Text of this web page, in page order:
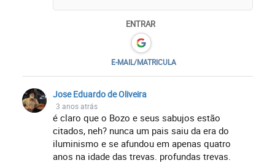
ENTRAR
E-MAIL/MATRICULA
Jose Eduardo de Oliveira
3 anos atrás
é claro que o Bozo e seus sabujos estão
citados, neh? nunca um pais saiu da era do
iluminismo e se afundou em apenas quatro
anos na idade das trevas. profundas trevas.